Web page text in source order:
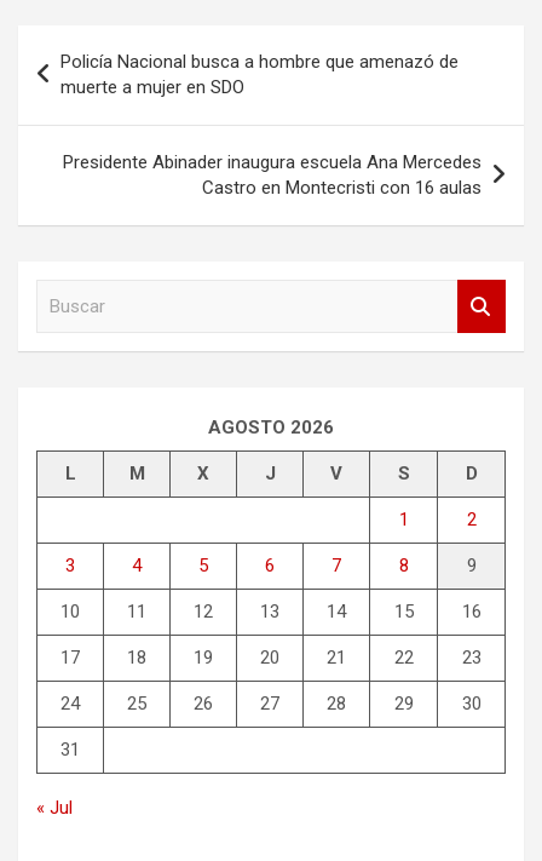
Navegación
de
entradas
Policía Nacional busca a hombre que amenazó de
muerte a mujer en SDO
Presidente Abinader inaugura escuela Ana Mercedes
Castro en Montecristi con 16 aulas
AGOSTO 2026
L M X J V S D
1 2
3 4 5 6 7 8 9
10 11 12 13 14 15 16
17 18 19 20 21 22 23
24 25 26 27 28 29 30
31
« Jul